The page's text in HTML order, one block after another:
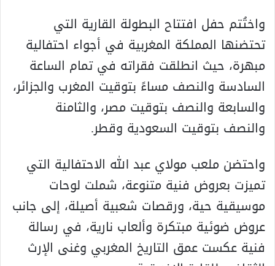
واختُتم حفل افتتاح البطولة القارية التي
تحتضنها المملكة المغربية في أجواء احتفالية
مبهرة، حيث انطلقت فقراته في تمام الساعة
السادسة والنصف مساءً بتوقيت المغرب والجزائر،
والسابعة والنصف بتوقيت مصر، والثامنة
والنصف بتوقيت السعودية وقطر.
واحتضن ملعب مولاي عبد الله الاحتفالية التي
تميزت بعروض فنية متنوعة، شملت لوحات
موسيقية حية، ورقصات شعبية أصيلة، إلى جانب
عروض ضوئية مبتكرة وألعاب نارية، في رسالة
فنية عكست عمق التاريخ المغربي وغنى الإرث